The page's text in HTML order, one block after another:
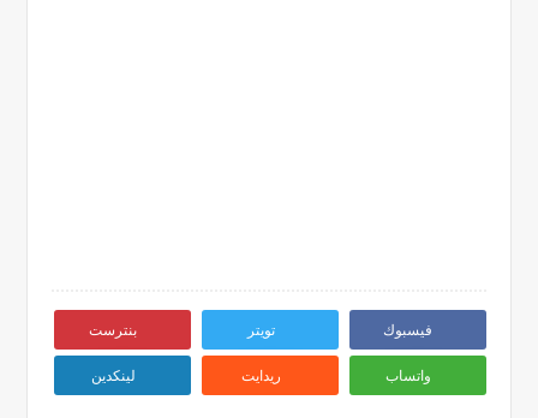
فيسبوك تويتر بنترست
واتساب ريدايت لينكدين